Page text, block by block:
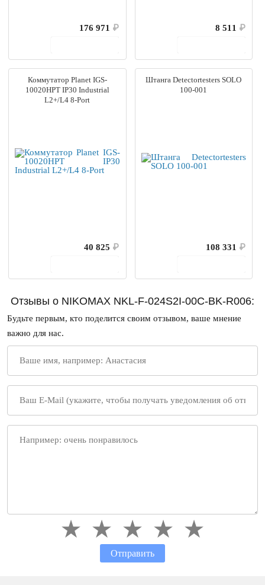
176 971 ₽
8 511 ₽
Коммутатор Planet IGS-
10020HPT IP30 Industrial
L2+/L4 8-Port
40 825 ₽
Штанга Detectortesters SOLO
100-001
108 331 ₽
Отзывы о NIKOMAX NKL-F-024S2I-00C-BK-R006:
Будьте первым, кто поделится своим отзывом, ваше мнение
важно для нас.
Отправить